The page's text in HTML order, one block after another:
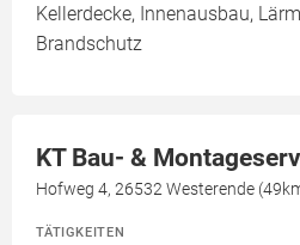
Kellerdecke, Innenausbau,
Brandschutz
KT Bau- &
Hofweg 4, 26532 Westerende
TÄTIGKEITEN